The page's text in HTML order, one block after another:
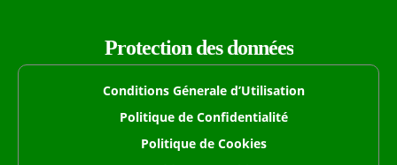
Protection des données
Conditions Génerale d’Utilisation
Politique de Confidentialité
Politique de Cookies